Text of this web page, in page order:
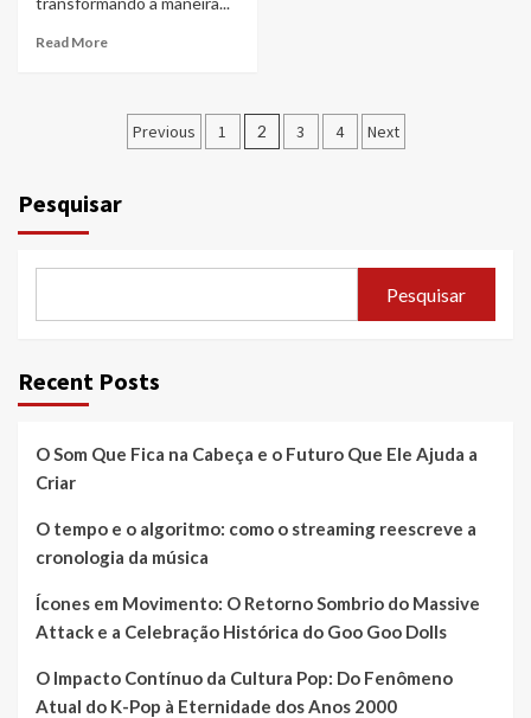
Read More
Paginação
Previous 1 2 3 4 Next
Pesquisar
Pesquisar
Recent Posts
O Som Que Fica na Cabeça e o Futuro Que Ele Ajuda a
Criar
O tempo e o algoritmo: como o streaming reescreve a
cronologia da música
Ícones em Movimento: O Retorno Sombrio do Massive
Attack e a Celebração Histórica do Goo Goo Dolls
O Impacto Contínuo da Cultura Pop: Do Fenômeno
Atual do K-Pop à Eternidade dos Anos 2000